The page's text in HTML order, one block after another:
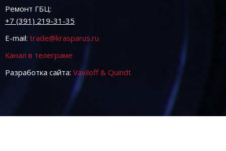
Ремонт ГБЦ:
+7 (391) 219-31-35
E-mail: trade@krasparus.ru
Канал в телеграме
Разработка сайта: Vaviloff & Quindt